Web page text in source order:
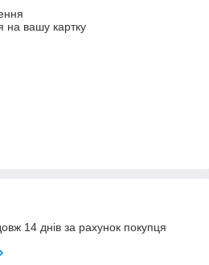
на вашу картку
14 днів за рахунок покупця